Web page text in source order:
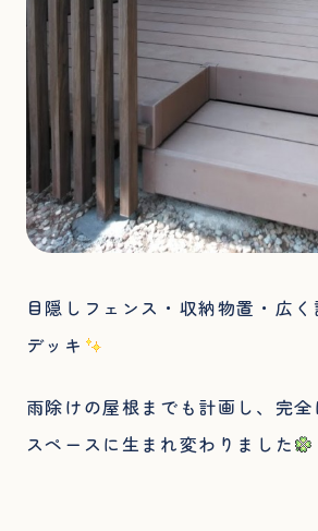
目隠しフェンス・収納物置・広
デッキ
雨除けの屋根までも計画し、完
スペースに生まれ変わりました